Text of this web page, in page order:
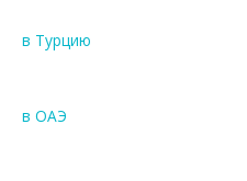
в Турцию
в ОАЭ